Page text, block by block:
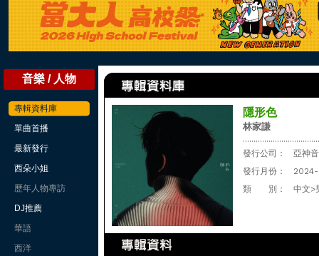
音樂 / 人物
專輯資料庫
單曲首播
最新發行
西朵小姐
歷年人物專訪
DJ推薦
華語
西洋
隱形色
林家謙
發行公司：
亞神
發行月份：
類 別：
中文>